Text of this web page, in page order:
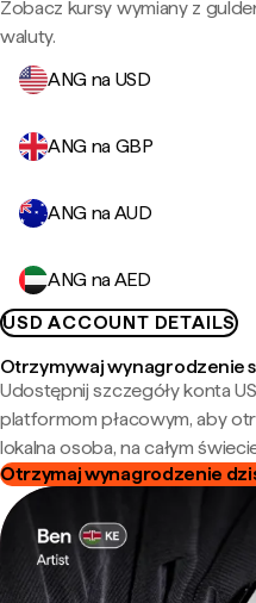
Zobacz kursy wymiany z
waluty.
ANG na USD
ANG na GBP
ANG na AUD
ANG na AED
USD ACCOUNT DETAILS
Otrzymywaj wynagrodzenie
Udostępnij szczegóły konta
platformom płacowym, aby
lokalna osoba, na całym
Otrzymaj wynagrodzenie